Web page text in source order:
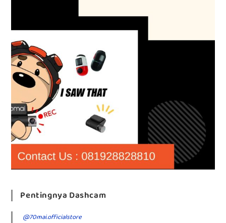
Pentingnya Dashcam
@70mai.officialstore